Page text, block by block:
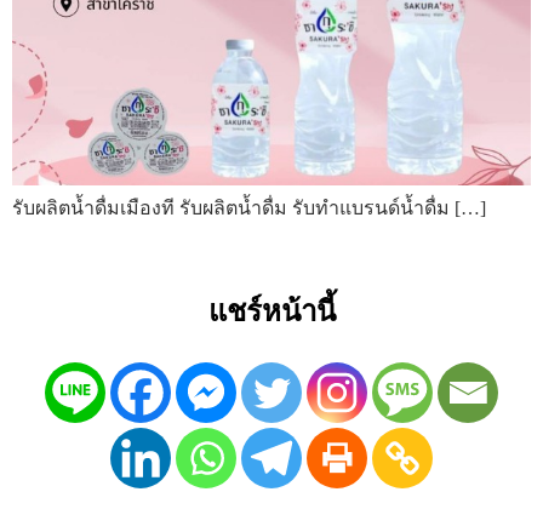
รับผลิตน้ำดื่มเมืองที รับผลิตน้ำดื่ม รับทำแบรนด์น้ำดื่ม […]
แชร์หน้านี้